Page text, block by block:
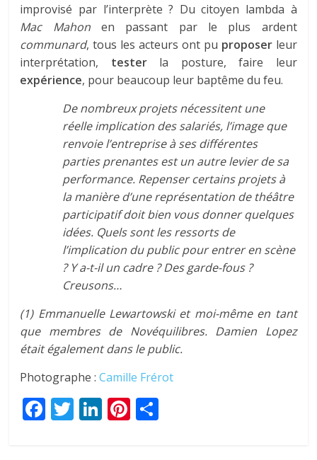
improvisé par l’interprète ? Du citoyen lambda à
Mac Mahonen passant par le plus ardent
communard, tous les acteurs ont pu proposerleur
interprétation, testerla posture, faire leur
expérience, pour beaucoup leur baptême du feu.
De nombreux projets nécessitent une
réelle implication des salariés, l’image que
renvoie l’entreprise à sesdifférentes
parties prenantesest un autre levier de sa
performance. Repenser certains projets à
la manière d’une représentation de théâtre
participatif doit bien vous donner quelques
idées. Quels sont les ressorts de
l’implication du public pour entrer en scène
? Y a-t-il un cadre ? Des garde-fous ?
Creusons…
(1) Emmanuelle Lewartowski et moi-même en tant
que membres de Novéquilibres. Damien Lopez
était également dans le public.
Photographe :Camille Frérot
F T Li Pi